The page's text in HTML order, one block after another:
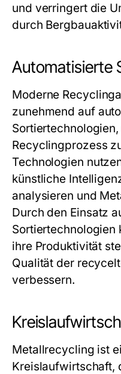
und verringert die
durch
Automatisierte
Moderne
zunehmend auf
Recyclingprozess
Technologien
künstliche
analysieren und
Durch den Einsatz
Sortiertechnologien
ihre Produktivität
Qualität der
verbessern.
Metallrecycling ist
Kreislaufwirtschaft,